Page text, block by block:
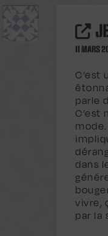
11 MARS
C’est
parle
C’est
dans
vivre,
par la